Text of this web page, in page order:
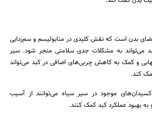
بدن است که نقش کلیدی در متابولیسم و سم‌زدایی
می‌تواند به مشکلات جدی سلامتی منجر شود. سیر
و کمک به کاهش چربی‌های اضافی در کبد می‌تواند
کند.
موجود در سیر سیاه می‌توانند از آسیب
بهبود عملکرد کبد کمک کنند.